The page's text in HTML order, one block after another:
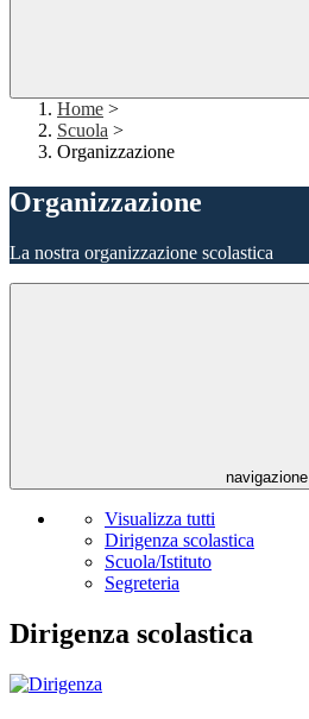
Home >
Scuola >
Organizzazione
Organizzazione
La nostra organizzazione scolastica
navigazione
Visualizza tutti
Dirigenza scolastica
Scuola/Istituto
Segreteria
Dirigenza scolastica